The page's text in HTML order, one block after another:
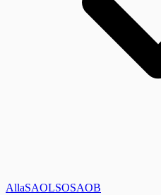
AllaSAOLSOSAOB